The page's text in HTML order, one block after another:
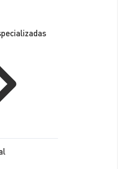
en
2024
enorgullece de anunciar sus